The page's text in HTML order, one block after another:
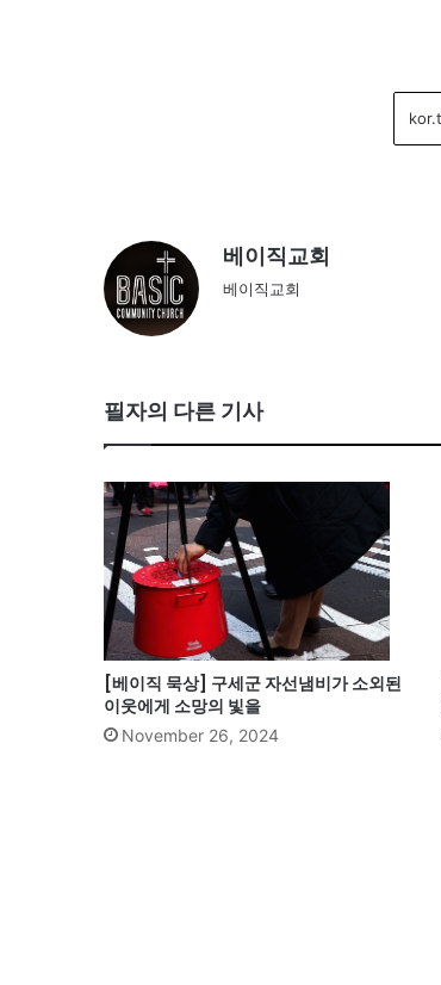
베이직교회
베이직교회
필자의 다른 기사
[베이직 묵상] 구세군 자선냄비가 소외된
이웃에게 소망의 빛을
November 26, 2024